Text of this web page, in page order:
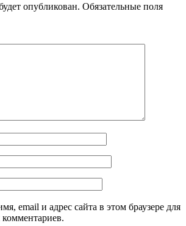
опубликован. Обязательные поля
email и адрес сайта в этом браузере для